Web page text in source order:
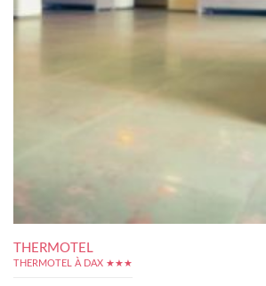
THERMOTEL
THERMOTEL À DAX ★★★